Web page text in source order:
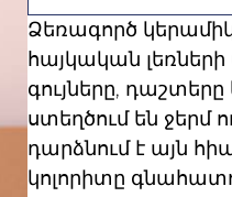
Ձեռագործ
հայկական
գույները,
ստեղծում են ջերմ
դարձնում է այն
կոլորիտը